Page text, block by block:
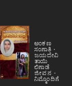
ಅಂಕಣ
ಸಂಗಾತಿ
ಜಯದೇವಿ
ತಾಯಿ
ಲಿಗಾಡೆ
ಜೀವನ
ನಿಮ್ಮೊಂದಿಗೆ